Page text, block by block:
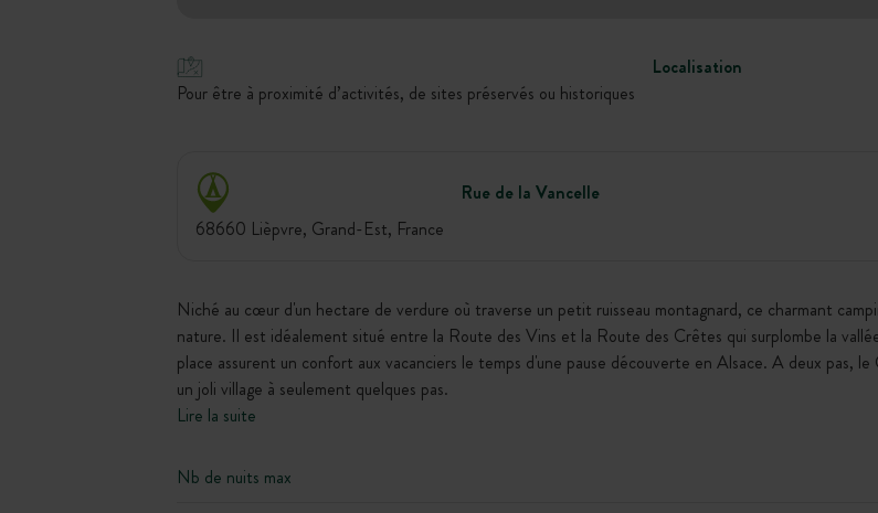
Localisation
Pour être à proximité d’activités, de sites préservés ou historiques
Rue de la Vancelle
68660 Lièpvre, Grand-Est, France
Niché au cœur d'un hectare de verdure où traverse un petit ruisseau montagnard, ce charmant
nature. Il est idéalement situé entre la Route des Vins et la Route des Crêtes qui surplombe la
place assurent un confort aux vacanciers le temps d'une pause découverte en Alsace. A deux pas,
un joli village à seulement quelques pas.
Lire la suite
Nb de nuits max